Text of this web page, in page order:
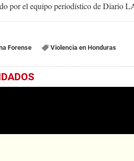
por el equipo periodístico de Diario
Forense Violencia en Honduras